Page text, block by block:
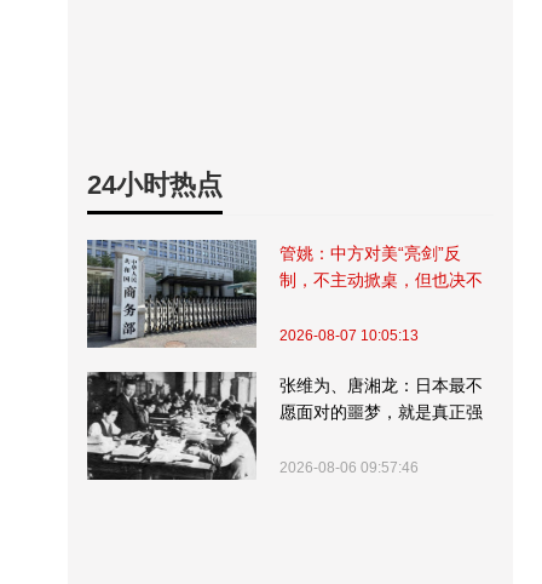
24小时热点
管姚：中方对美“亮剑”反
制，不主动掀桌，但也决不
2026-08-07 10:05:13
张维为、唐湘龙：日本最不
愿面对的噩梦，就是真正强
2026-08-06 09:57:46